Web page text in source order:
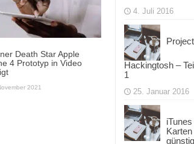
Death Star Apple
4 Prototyp in Video
2021
4. Juli 2016
Project
Hackingtosh –
1
25. Januar 2016
iTunes
Karten